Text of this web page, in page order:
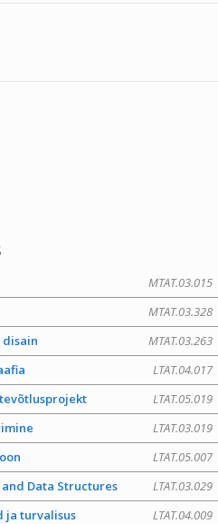
MTAT.03.015
MTAT.03.328
MTAT.03.263
LTAT.04.017
LTAT.05.019
LTAT.03.019
LTAT.05.007
LTAT.03.029
Data Structures
LTAT.04.009
ja turvalisus